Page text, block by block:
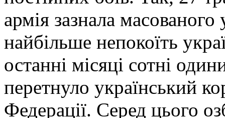
армія зазнала
найбільше непокоїть
останні місяці сотні
перетнуло український
Федерації. Серед цього